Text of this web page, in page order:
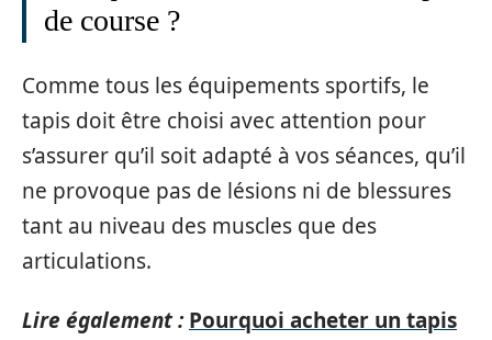
de course ?
Comme tous les équipements sportifs, le
tapis doit être choisi avec attention pour
s’assurer qu’il soit adapté à vos séances, qu’il
ne provoque pas de lésions ni de blessures
tant au niveau des muscles que des
articulations.
Lire également : Pourquoi acheter un tapis